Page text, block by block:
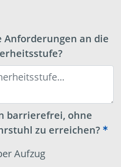
Anforderungen an die
barrierefrei, ohne
zu erreichen?
Aufzug